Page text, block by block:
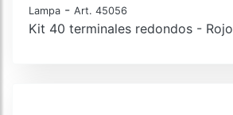
Lampa - Art. 45056
Kit 40 terminales redondos - Rojo